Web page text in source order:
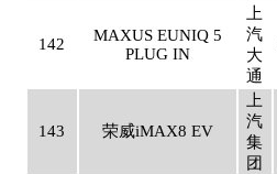
142
MAXUS EUNIQ 5
PLUG IN
上
汽
大
通
143 荣威iMAX8 EV
上
汽
集
团